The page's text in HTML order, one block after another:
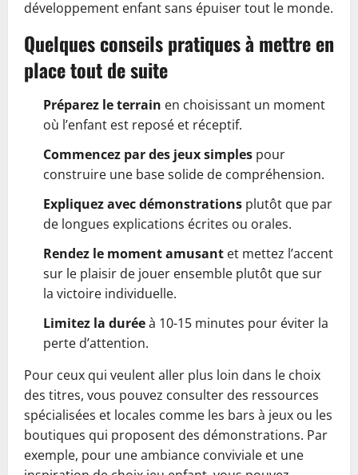
développement enfant sans épuiser tout le monde.
Quelques conseils pratiques à mettre en
place tout de suite
Préparez le terrain en choisissant un moment
où l’enfant est reposé et réceptif.
Commencez par des jeux simples pour
construire une base solide de compréhension.
Expliquez avec démonstrations plutôt que par
de longues explications écrites ou orales.
Rendez le moment amusant et mettez l’accent
sur le plaisir de jouer ensemble plutôt que sur
la victoire individuelle.
Limitez la duréeà 10-15 minutes pour éviter la
perte d’attention.
Pour ceux qui veulent aller plus loin dans le choix
des titres, vous pouvez consulter des ressources
spécialisées et locales comme les bars à jeux ou les
boutiques qui proposent des démonstrations. Par
exemple, pour une ambiance conviviale et une